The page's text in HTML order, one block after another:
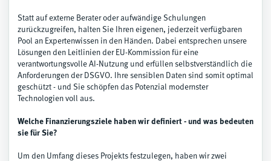
Statt auf externe Berater oder aufwändige Schulungen
zurückzugreifen, halten Sie Ihren eigenen, jederzeit verfügbaren
Pool an Expertenwissen in den Händen. Dabei entsprechen unsere
Lösungen den Leitlinien der EU-Kommission für eine
verantwortungsvolle AI-Nutzung und erfüllen selbstverständlich die
Anforderungen der DSGVO. Ihre sensiblen Daten sind somit optimal
geschützt - und Sie schöpfen das Potenzial modernster
Technologien voll aus.
Welche Finanzierungsziele haben wir definiert - und was bedeuten
sie für Sie?
Um den Umfang dieses Projekts festzulegen, haben wir zwei